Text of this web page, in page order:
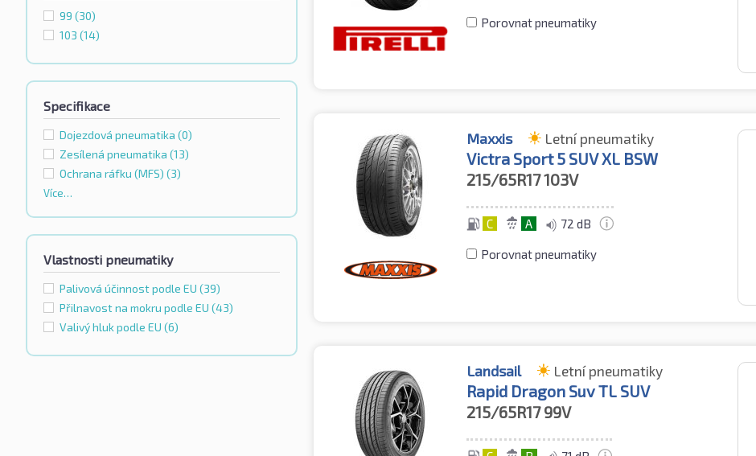
99 (30)
103 (14)
Specifikace
Dojezdová pneumatika (0)
Zesílená pneumatika (13)
Ochrana ráfku (MFS) (3)
Více…
Vlastnosti pneumatiky
Palivová účinnost podle EU (39)
Přilnavost na mokru podle EU (43)
Valivý hluk podle EU (6)
Porovnat pneumatiky
Maxxis Letní pneumatiky
Victra Sport 5 SUV XL BSW
215/65R17103V
C A 72 dB
Porovnat pneumatiky
Landsail Letní pneumatiky
Rapid Dragon Suv TL SUV
215/65R1799V